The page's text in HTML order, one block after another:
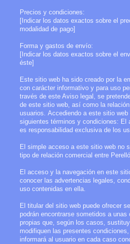
Precios y condiciones:
[Indicar los datos exactos sobre el
modalidad de pago]
Forma y gastos de envío:
[Indicar los datos exactos sobre el
éste]
Este sitio web ha sido creado por la
con carácter informativo y para uso
través de este Aviso legal, se
de este sitio web, así como la
usuarios. Accediendo a este sitio web
siguientes términos y condiciones: El
es responsabilidad exclusiva de los
El simple acceso a este sitio web no
tipo de relación comercial entre
El acceso y la navegación en este
conocer las advertencias legales,
uso contenidas en ella.
El titular del sitio web puede ofrecer
podrán encontrarse sometidos a
propias que, según los casos,
modifiquen las presentes
informará al usuario en cada caso